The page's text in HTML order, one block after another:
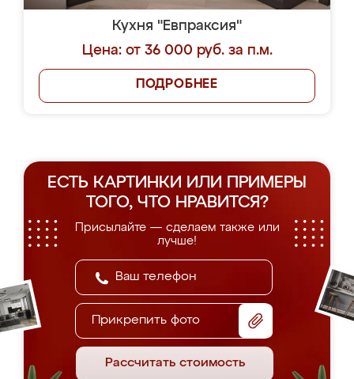
Кухня "Евпраксия"
Цена: от 36 000 руб. за п.м.
ПОДРОБНЕЕ
ЕСТЬ КАРТИНКИ ИЛИ ПРИМЕРЫ
ТОГО, ЧТО НРАВИТСЯ?
Присылайте — сделаем также или
лучше!
Прикрепить фото
Рассчитать стоимость